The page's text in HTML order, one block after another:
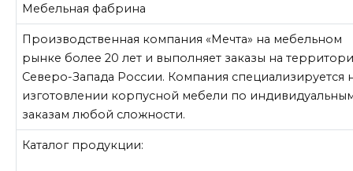
Мебельная фабрина
Производственная компания «Мечта» на мебельном
рынке более 20 лет и выполняет заказы на
Северо-Запада России. Компания специализируется
изготовлении корпусной мебели по
заказам любой сложности.
Каталог продукции: